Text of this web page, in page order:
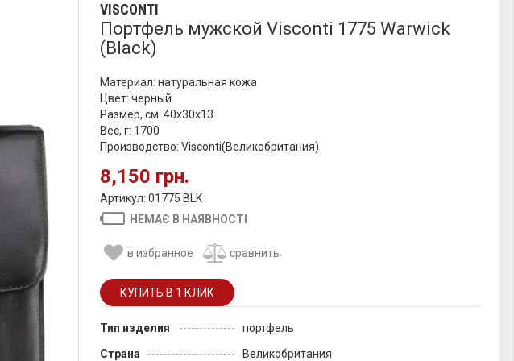
VISCONTI
Портфель мужской Visconti 1775 Warwick
(Black)
Материал: натуральная кожа
Цвет: черный
Размер, см: 40х30х13
Вес, г: 1700
Производство: Visconti(Великобритания)
8,150 грн.
Артикул: 01775 BLK
НЕМАЄ В НАЯВНОСТІ
в избранное сравнить
Тип изделия
портфель
Страна
Великобритания